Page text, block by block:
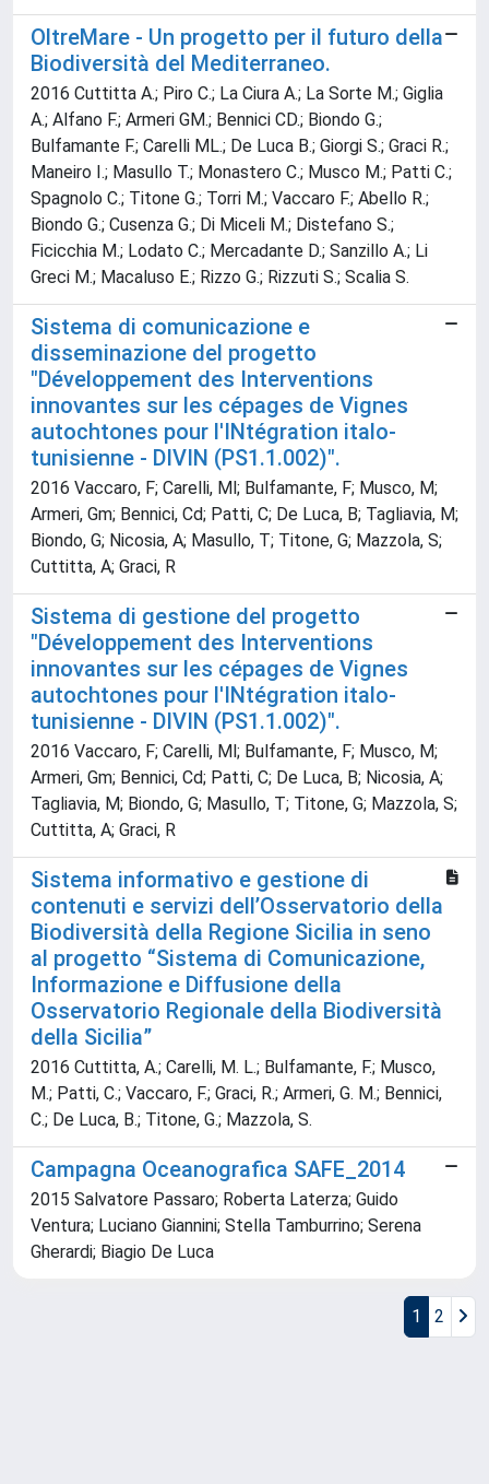
OltreMare - Un progetto per il futuro della
Biodiversità del Mediterraneo.
2016 Cuttitta A.; Piro C.; La Ciura A.; La Sorte M.; Giglia
A.; Alfano F.; Armeri GM.; Bennici CD.; Biondo G.;
Bulfamante F.; Carelli ML.; De Luca B.; Giorgi S.; Graci R.;
Maneiro I.; Masullo T.; Monastero C.; Musco M.; Patti C.;
Spagnolo C.; Titone G.; Torri M.; Vaccaro F.; Abello R.;
Biondo G.; Cusenza G.; Di Miceli M.; Distefano S.;
Ficicchia M.; Lodato C.; Mercadante D.; Sanzillo A.; Li
Greci M.; Macaluso E.; Rizzo G.; Rizzuti S.; Scalia S.
Sistema di comunicazione e
disseminazione del progetto
"Développement des Interventions
innovantes sur les cépages de Vignes
autochtones pour l'INtégration italo-
tunisienne - DIVIN (PS1.1.002)".
2016 Vaccaro, F; Carelli, Ml; Bulfamante, F; Musco, M;
Armeri, Gm; Bennici, Cd; Patti, C; De Luca, B; Tagliavia, M;
Biondo, G; Nicosia, A; Masullo, T; Titone, G; Mazzola, S;
Cuttitta, A; Graci, R
Sistema di gestione del progetto
"Développement des Interventions
innovantes sur les cépages de Vignes
autochtones pour l'INtégration italo-
tunisienne - DIVIN (PS1.1.002)".
2016 Vaccaro, F; Carelli, Ml; Bulfamante, F; Musco, M;
Armeri, Gm; Bennici, Cd; Patti, C; De Luca, B; Nicosia, A;
Tagliavia, M; Biondo, G; Masullo, T; Titone, G; Mazzola, S;
Cuttitta, A; Graci, R
Sistema informativo e gestione di
contenuti e servizi dell’Osservatorio della
Biodiversità della Regione Sicilia in seno
al progetto “Sistema di Comunicazione,
Informazione e Diffusione della
Osservatorio Regionale della Biodiversità
della Sicilia”
2016 Cuttitta, A.; Carelli, M. L.; Bulfamante, F.; Musco,
M.; Patti, C.; Vaccaro, F.; Graci, R.; Armeri, G. M.; Bennici,
C.; De Luca, B.; Titone, G.; Mazzola, S.
Campagna Oceanografica SAFE_2014
2015 Salvatore Passaro; Roberta Laterza; Guido
Ventura; Luciano Giannini; Stella Tamburrino; Serena
Gherardi; Biagio De Luca
1 2